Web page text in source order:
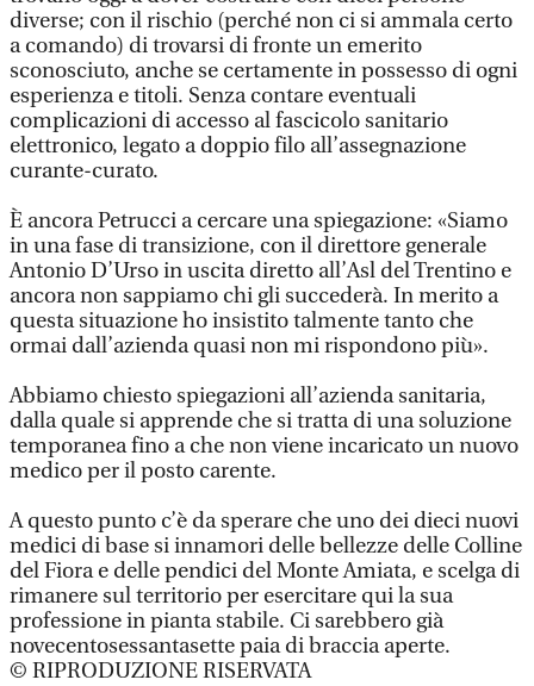
diverse; con il rischio (perché non ci si ammala certo
a comando) di trovarsi di fronte un emerito
sconosciuto, anche se certamente in possesso di ogni
esperienza e titoli. Senza contare eventuali
complicazioni di accesso al fascicolo sanitario
elettronico, legato a doppio filo all’assegnazione
curante-curato.
È ancora Petrucci a cercare una spiegazione: «Siamo
in una fase di transizione, con il direttore generale
Antonio D’Urso in uscita diretto all’Asl del Trentino e
ancora non sappiamo chi gli succederà. In merito a
questa situazione ho insistito talmente tanto che
ormai dall’azienda quasi non mi rispondono più».
Abbiamo chiesto spiegazioni all’azienda sanitaria,
dalla quale si apprende che si tratta di una soluzione
temporanea fino a che non viene incaricato un nuovo
medico per il posto carente.
A questo punto c’è da sperare che uno dei dieci nuovi
medici di base si innamori delle bellezze delle Colline
del Fiora e delle pendici del Monte Amiata, e scelga di
rimanere sul territorio per esercitare qui la sua
professione in pianta stabile. Ci sarebbero già
novecentosessantasette paia di braccia aperte.
© RIPRODUZIONE RISERVATA